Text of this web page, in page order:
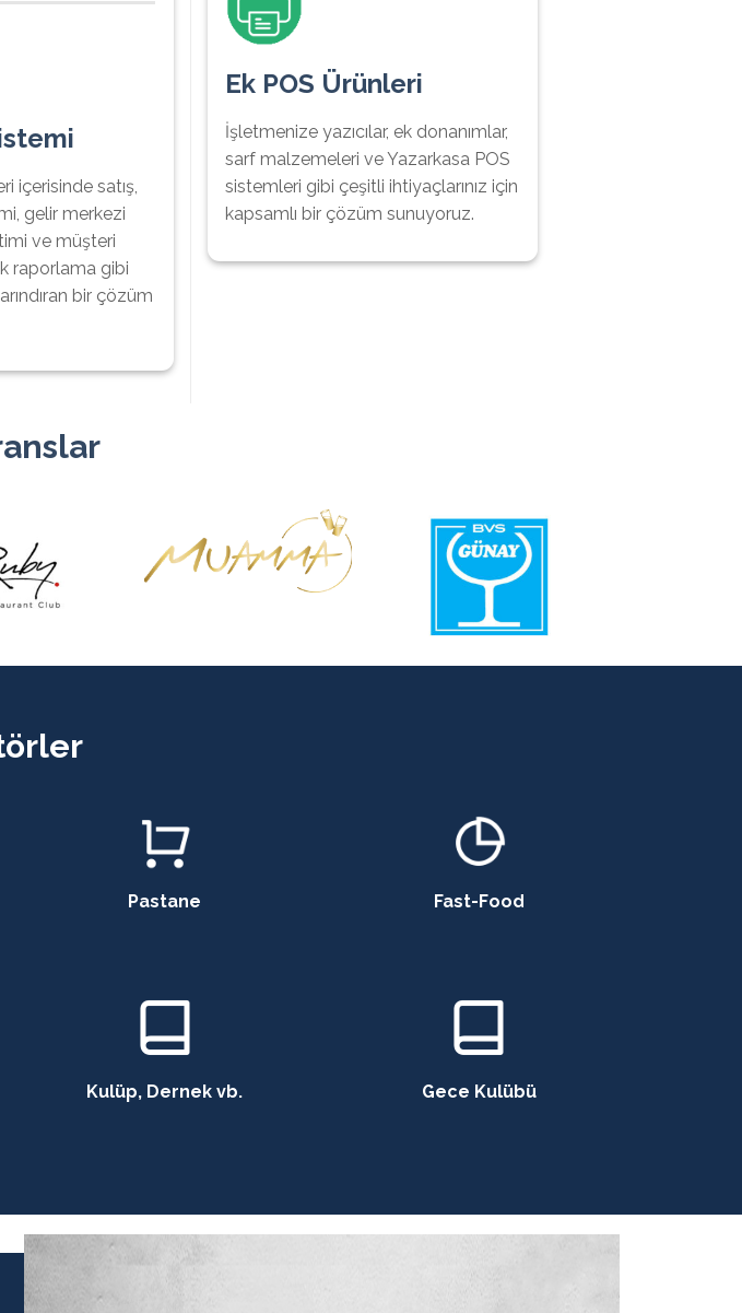
içerisinde satış,
gelir merkezi
ve müşteri
raporlama gibi
bir çözüm
Ek POS Ürünleri
İşletmenize yazıcılar, ek donanımlar,
sarf malzemeleri ve Yazarkasa POS
sistemleri gibi çeşitli ihtiyaçlarınız için
kapsamlı bir çözüm sunuyoruz.
Pastane Fast-Food
Kulüp, Dernek vb. Gece Kulübü